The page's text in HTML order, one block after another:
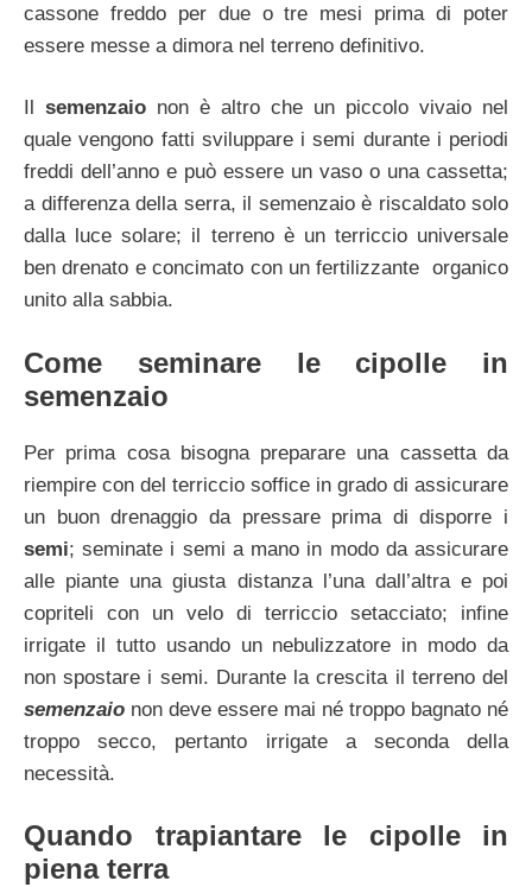
cassone freddo per due o tre mesi prima di poter
essere messe a dimora nel terreno definitivo.
Il semenzaio non è altro che un piccolo vivaio nel
quale vengono fatti sviluppare i semi durante i periodi
freddi dell’anno e può essere un vaso o una cassetta;
a differenza della serra, il semenzaio è riscaldato solo
dalla luce solare; il terreno è un terriccio universale
ben drenato e concimato con un fertilizzante organico
unito alla sabbia.
Come seminare le cipolle in
semenzaio
Per prima cosa bisogna preparare una cassetta da
riempire con del terriccio soffice in grado di assicurare
un buon drenaggio da pressare prima di disporre i
semi; seminate i semi a mano in modo da assicurare
alle piante una giusta distanza l’una dall’altra e poi
copriteli con un velo di terriccio setacciato; infine
irrigate il tutto usando un nebulizzatore in modo da
non spostare i semi. Durante la crescita il terreno del
semenzaio non deve essere mai né troppo bagnato né
troppo secco, pertanto irrigate a seconda della
necessità.
Quando trapiantare le cipolle in
piena terra